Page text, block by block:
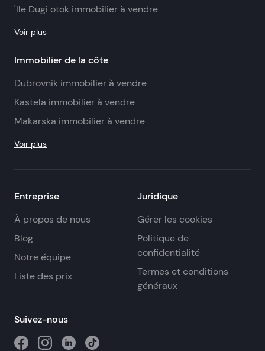
'Ile Dugi otok immobilier à vendre
Voir plus
Immobilier de la côte
Dubrovnik immobilier à vendre
Kastela immobilier à vendre
Makarska immobilier à vendre
Voir plus
Entreprise
À propos de nous
Blog
Notre équipe
Liste des prix
Juridique
Gérer les cookies
Politique de
confidentialité
Termes et conditions
généraux
Suivez-nous